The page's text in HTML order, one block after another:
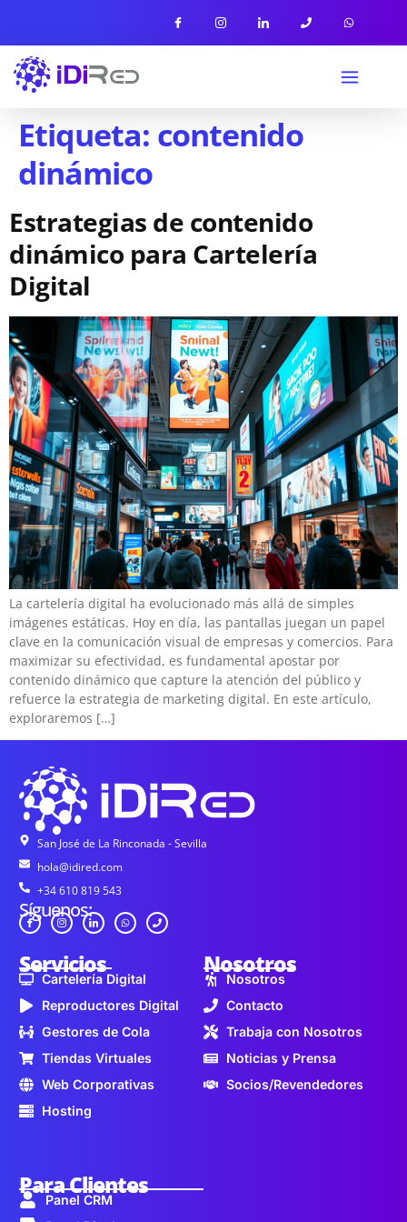
Etiqueta: contenido
dinámico
Estrategias de contenido
dinámico para Cartelería
Digital
La cartelería digital ha evolucionado más allá de simples
imágenes estáticas. Hoy en día, las pantallas juegan un papel
clave en la comunicación visual de empresas y comercios. Para
maximizar su efectividad, es fundamental apostar por
contenido dinámico que capture la atención del público y
refuerce la estrategia de marketing digital. En este artículo,
exploraremos […]
San José de La Rinconada - Sevilla
hola@idired.com
+34 610 819 543
Síguenos:
Servicios
Cartelería Digital
Reproductores Digital
Gestores de Cola
Tiendas Virtuales
Web Corporativas
Hosting
Nosotros
Nosotros
Contacto
Trabaja con Nosotros
Noticias y Prensa
Socios/Revendedores
Para Clientes
Panel CRM